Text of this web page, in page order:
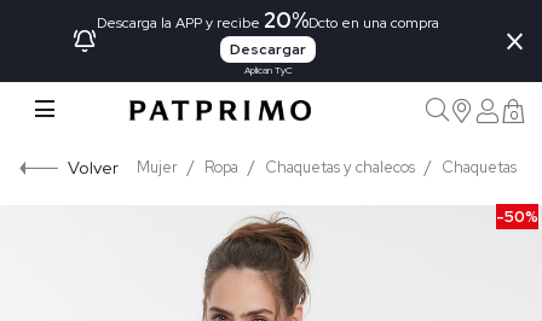
Descarga la APP y recibe 20%Dcto en una compra
Descargar
Aplican TyC
×
0
Volver Mujer Ropa Chaquetas y chalecos Chaquetas
-50%